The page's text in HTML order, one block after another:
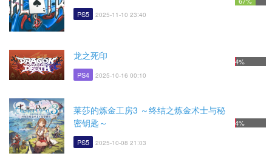
PS5 2025-11-10 23:40
龙之死印
PS4 2025-10-16 00:10
4%
莱莎的炼金工房3 ～终结之炼金术士与秘
密钥匙～
PS5 2025-10-08 21:03
4%